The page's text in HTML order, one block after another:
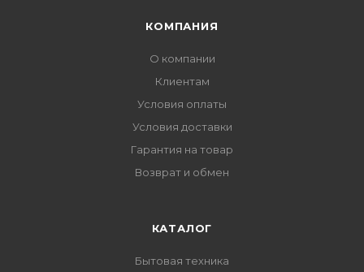
КОМПАНИЯ
О компании
Клиентам
Условия оплаты
Условия доставки
Гарантия на товар
Возврат и обмен
КАТАЛОГ
Бытовая техника